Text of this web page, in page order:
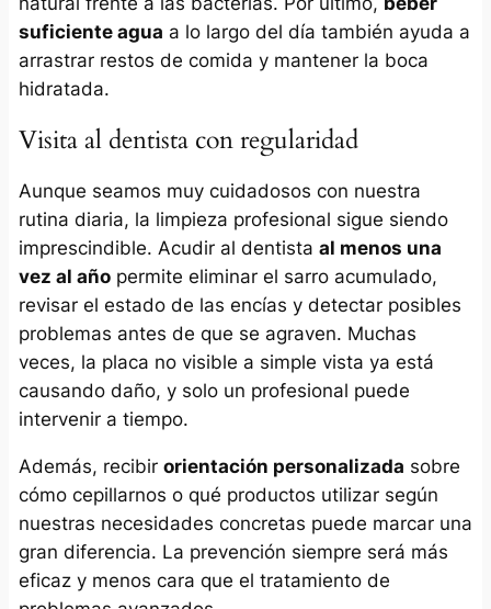
suficiente agua a lo largo del día también ayuda a
arrastrar restos de comida y mantener la boca
hidratada.
Visita al dentista con regularidad
Aunque seamos muy cuidadosos con nuestra
rutina diaria, la limpieza profesional sigue siendo
imprescindible. Acudir al dentista al menos una
vez al añopermite eliminar el sarro acumulado,
revisar el estado de las encías y detectar posibles
problemas antes de que se agraven. Muchas
veces, la placa no visible a simple vista ya está
causando daño, y solo un profesional puede
intervenir a tiempo.
Además, recibir orientación personalizada sobre
cómo cepillarnos o qué productos utilizar según
nuestras necesidades concretas puede marcar una
gran diferencia. La prevención siempre será más
eficaz y menos cara que el tratamiento de